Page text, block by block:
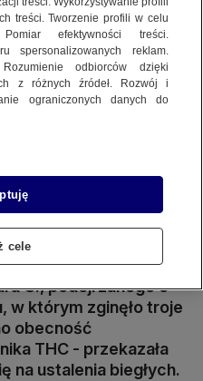
nie żyje
x.com/Rz_Policja
C., podejrzanego o
w którym zginęło troje
obecność
THC - przekazała
na ustalenia biegłych.
treści. Tworzenie profili w celu
efektywności treści.
spersonalizowanych reklam.
odbiorców dzięki
z różnych źródeł. Rozwój i
ograniczonych danych do
cele